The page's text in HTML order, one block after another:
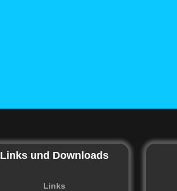
Links und Downloads
Links